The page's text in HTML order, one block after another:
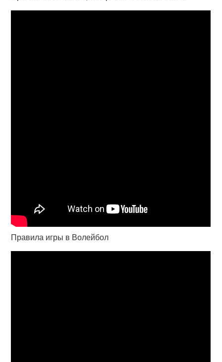
Правила игры в Волейбол